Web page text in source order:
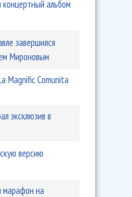
альбом
завершился
Мироновым
Magnific Comunita
эксклюзив в
версию
марафон на